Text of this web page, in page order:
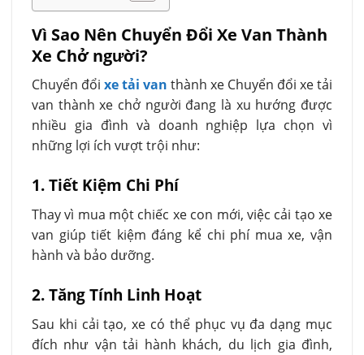
Vì Sao Nên Chuyển Đổi Xe Van Thành
Xe Chở người?
Chuyển đổi xe tải van thành xe Chuyển đổi xe tải
van thành xe chở người đang là xu hướng được
nhiều gia đình và doanh nghiệp lựa chọn vì
những lợi ích vượt trội như:
1. Tiết Kiệm Chi Phí
Thay vì mua một chiếc xe con mới, việc cải tạo xe
van giúp tiết kiệm đáng kể chi phí mua xe, vận
hành và bảo dưỡng.
2. Tăng Tính Linh Hoạt
Sau khi cải tạo, xe có thể phục vụ đa dạng mục
đích như vận tải hành khách, du lịch gia đình,